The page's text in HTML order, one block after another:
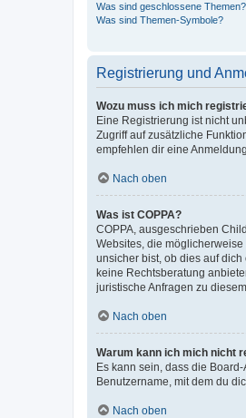
Was sind geschlossene Themen?
Was sind Themen-Symbole?
Registrierung und
Wozu muss ich mich
Eine Registrierung ist nicht
Zugriff auf zusätzliche
empfehlen dir eine
Nach oben
Was ist COPPA?
COPPA, ausgeschrieben
Websites, die
unsicher bist, ob dies auf
keine Rechtsberatung
juristische Anfragen zu
Nach oben
Warum kann ich mich nicht
Es kann sein, dass die
Benutzername, mit dem du
Nach oben